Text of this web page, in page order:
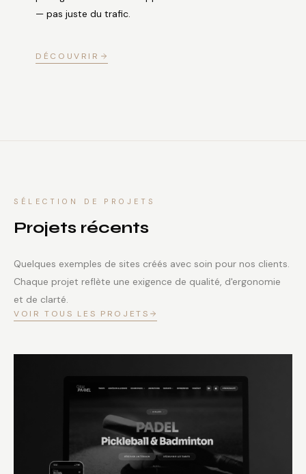
— pas juste du trafic.
DÉCOUVRIR
SÉLECTION DE PROJETS
Projets récents
Quelques exemples de sites créés avec soin pour nos clients.
Chaque projet reflète une exigence de qualité, d'ergonomie
et de clarté.
VOIR TOUS LES PROJETS